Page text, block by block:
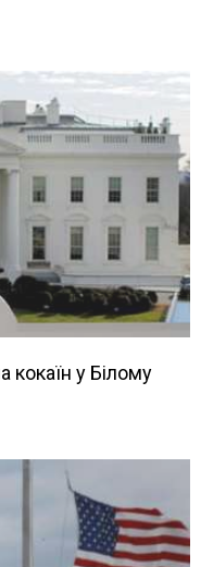
у Білому